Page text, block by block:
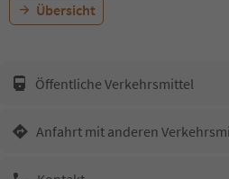
Übersicht
Öffentliche Verkehrsmittel
Anfahrt mit anderen